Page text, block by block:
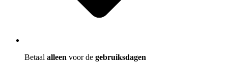
Betaal alleen voor de gebruiksdagen